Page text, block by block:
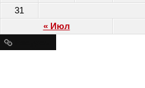
« Июл
31